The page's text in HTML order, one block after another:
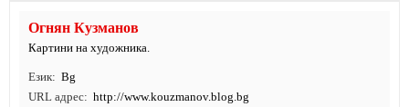
Огнян Кузманов
Картини на художника.
Език
Bg
URL адрес
http://www.kouzmanov.blog.bg